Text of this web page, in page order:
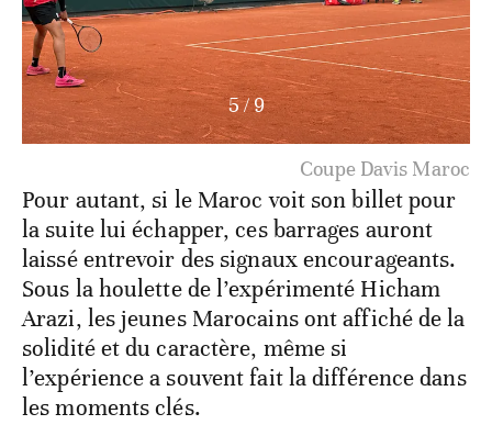
5/9
Coupe Davis Maroc
Pour autant, si le Maroc voit son billet pour
la suite lui échapper, ces barrages auront
laissé entrevoir des signaux encourageants.
Sous la houlette de l’expérimenté Hicham
Arazi, les jeunes Marocains ont affiché de la
solidité et du caractère, même si
l’expérience a souvent fait la différence dans
les moments clés.